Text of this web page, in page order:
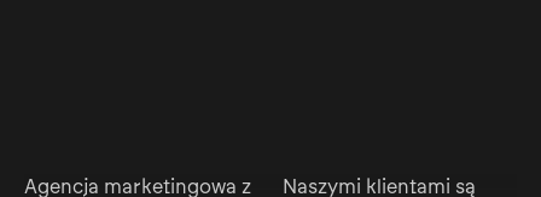
Agencja marketingowa z
Naszymi klientami są